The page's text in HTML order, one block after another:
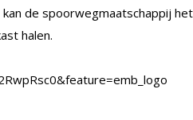
de spoorwegmaatschappij
halen.